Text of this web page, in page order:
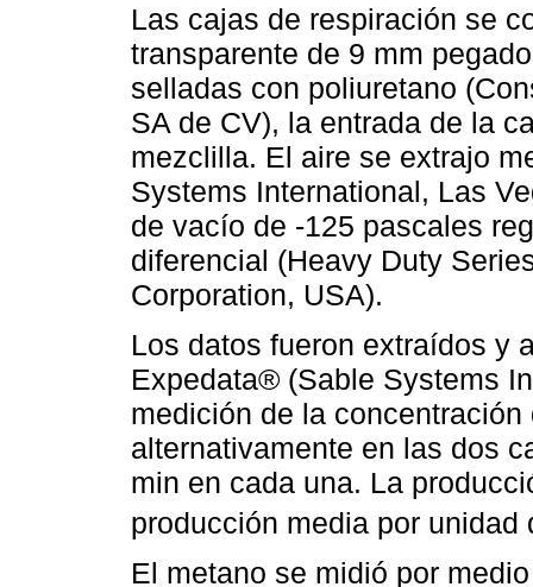
Las cajas de respiración se
transparente de 9 mm
selladas con poliuretano
SA de CV), la entrada de la
mezclilla. El aire se extrajo
Systems International, Las
de vacío de -125 pascales
diferencial (Heavy Duty
Corporation, USA).
Los datos fueron extraídos y
Expedata® (Sable Systems
medición de la
alternativamente en las dos
min en cada una. La
producción media por unidad
El metano se midió por